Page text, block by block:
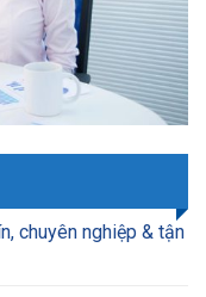
chuyên nghiệp & tận